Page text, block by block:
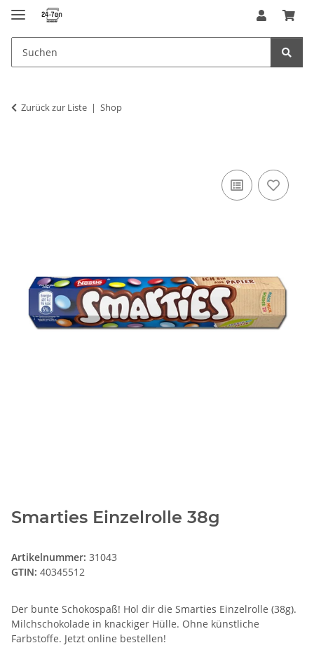
Zurück zur Liste Shop
Smarties Einzelrolle 38g
Artikelnummer: 31043
GTIN: 40345512
Der bunte Schokospaß! Hol dir die Smarties Einzelrolle (38g).
Milchschokolade in knackiger Hülle. Ohne künstliche
Farbstoffe. Jetzt online bestellen!